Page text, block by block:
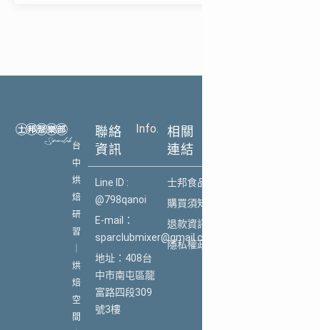
台
中
烘
焙
研
習
烘
焙
空
間
聯絡
資訊
Info.
Line ID :
@798qanoi
E-mail：
sparclubmixer@gmail.com
地址：408台
中市南屯區龍
富路四段309
號3樓
相關
連結
士邦食品機械
購買須知
退款資訊
隱私權政策